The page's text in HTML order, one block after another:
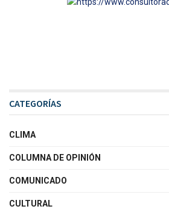
CATEGORÍAS
CLIMA
COLUMNA DE OPINIÓN
COMUNICADO
CULTURAL